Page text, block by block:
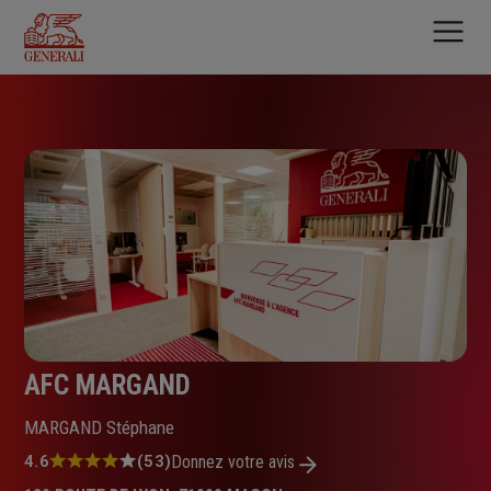
contenu
principal
AFC MARGAND
MARGAND Stéphane
Note
4.6 (53)Donnez votre avis